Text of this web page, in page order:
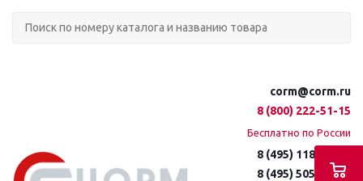
corm@corm.ru
8 (800) 222-51-15
Бесплатно по России
8 (495) 118-61-16
8 (495) 505-51-15